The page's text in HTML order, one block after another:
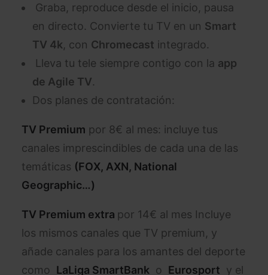
Graba, reproduce desde el inicio, pausa
en directo. Convierte tu TV en un Smart
TV 4k, con Chromecast integrado.
Lleva tu tele siempre contigo con la app
de Agile TV.
Dos planes de contratación:
TV Premium por 8€ al mes: incluye tus
canales imprescindibles de cada una de las
temáticas (FOX, AXN, National
Geographic…)
TV Premium extra por 14€ al mes Incluye
los mismos canales que TV premium, y
añade canales para los amantes del deporte
como LaLiga SmartBank o Eurosport y el